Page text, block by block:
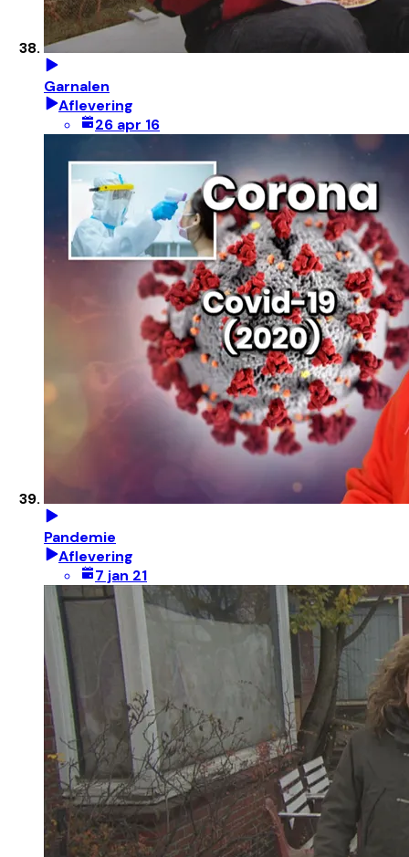
Garnalen
Aflevering
26 apr 16
Pandemie
Aflevering
7 jan 21